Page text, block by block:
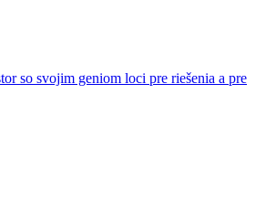
so svojim geniom loci pre riešenia a pre